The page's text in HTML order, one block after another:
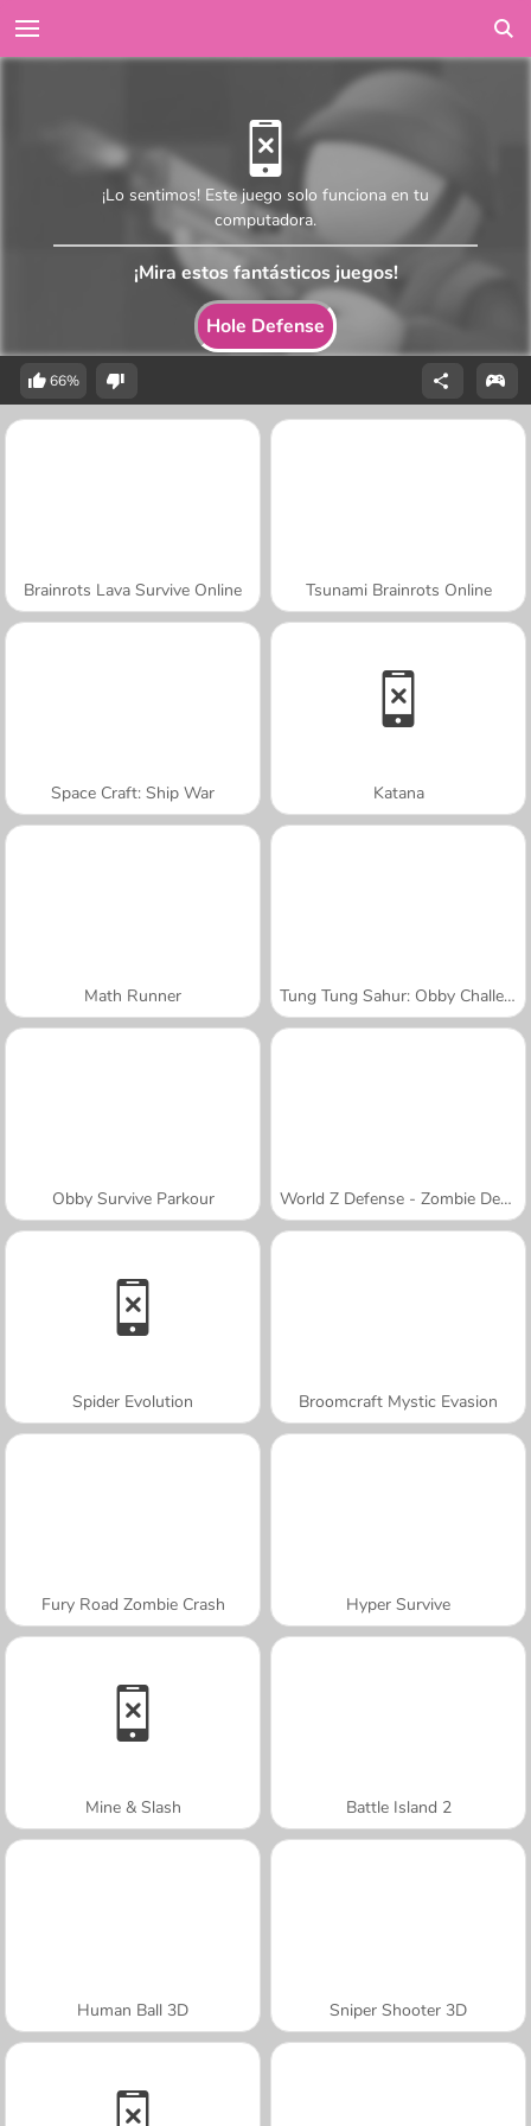
Hole Defense
¡Lo sentimos! Este juego solo funciona en tu
computadora.
¡Mira estos fantásticos juegos!
66%
Brainrots Lava Survive Online Tsunami Brainrots Online
Space Craft: Ship War Katana
Math Runner Tung Tung Sahur: Obby Challenge
Obby Survive Parkour World Z Defense - Zombie Defense
Spider Evolution Broomcraft Mystic Evasion
Fury Road Zombie Crash Hyper Survive
Mine & Slash Battle Island 2
Human Ball 3D Sniper Shooter 3D